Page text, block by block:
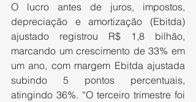
O lucro antes de juros, impostos,
depreciação e amortização (Ebitda)
ajustado registrou R$ 1,8 bilhão,
marcando um crescimento de 33% em
um ano, com margem Ebitda ajustada
subindo 5 pontos percentuais,
atingindo 36%. “O terceiro trimestre foi